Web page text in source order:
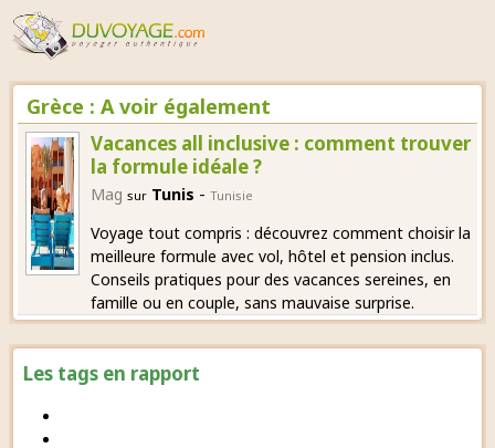
Les tags en rapport
Grèce : A voir également
Vacances all inclusive : comment trouver
la formule idéale ?
Mag sur Tunis -Tunisie
Voyage tout compris : découvrez comment choisir la
meilleure formule avec vol, hôtel et pension inclus.
Conseils pratiques pour des vacances sereines, en
famille ou en couple, sans mauvaise surprise.